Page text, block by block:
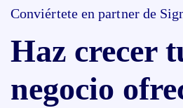
Conviértete en partner de
Haz crecer
negocio